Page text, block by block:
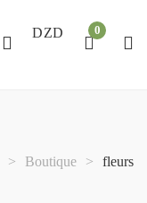
DZD 0
> Boutique > fleurs